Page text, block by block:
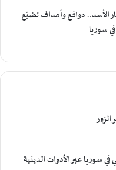
الأسد.. دوافع وأهداف تضيّع
سوريا
في سوريا عبر الأدوات الدينية